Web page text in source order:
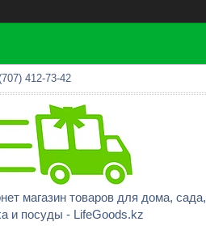
412-73-42
магазин товаров для дома, сада,
и посуды - LifeGoods.kz